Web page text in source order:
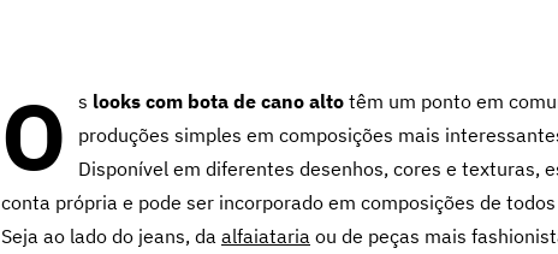
O s looks com bota de cano alto têm um ponto em
produções simples em composições mais
Disponível em diferentes desenhos, cores e texturas,
conta própria e pode ser incorporado em composições de
Seja ao lado do jeans, da alfaiataria ou de peças mais